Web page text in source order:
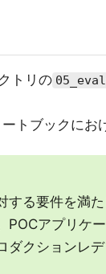
トリの
トブックにお
する要件を満
POCアプリケ
ダクションレ